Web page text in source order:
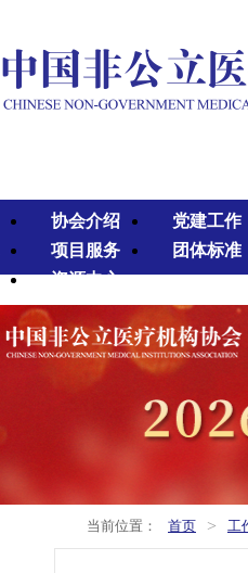
协会介绍 党建工作
项目服务 团体标准
资源中心
当前位置： 首页 > 工